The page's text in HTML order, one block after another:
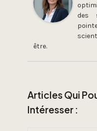
des
être.
Articles Qui
Intéresser :